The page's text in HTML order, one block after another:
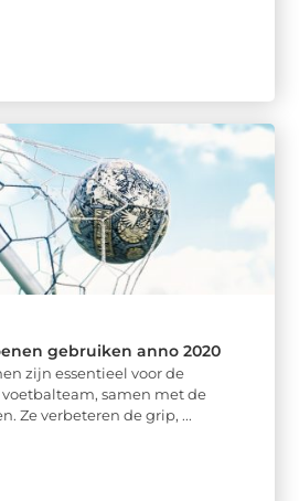
gebruiken anno 2020
zijn essentieel voor de
samen met de
Ze verbeteren de grip, ...